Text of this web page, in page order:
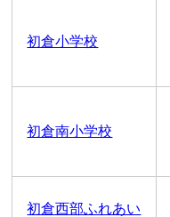
初倉小学校
初倉南小学校
初倉西部ふれあい